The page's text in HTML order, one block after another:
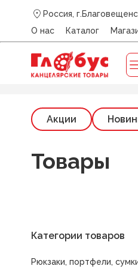
Россия,
О нас
Каталог
Главная /Каталог/
Акции
Товары
Категории товаров
Рюкзаки, портфели,